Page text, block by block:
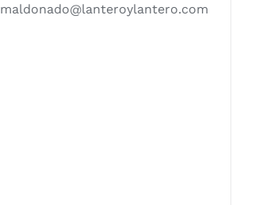
maldonado@lanteroylantero.com